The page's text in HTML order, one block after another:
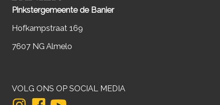
Pinkstergemeente de Banier
Hofkampstraat 169
7607 NG Almelo
VOLG ONS OP SOCIAL MEDIA